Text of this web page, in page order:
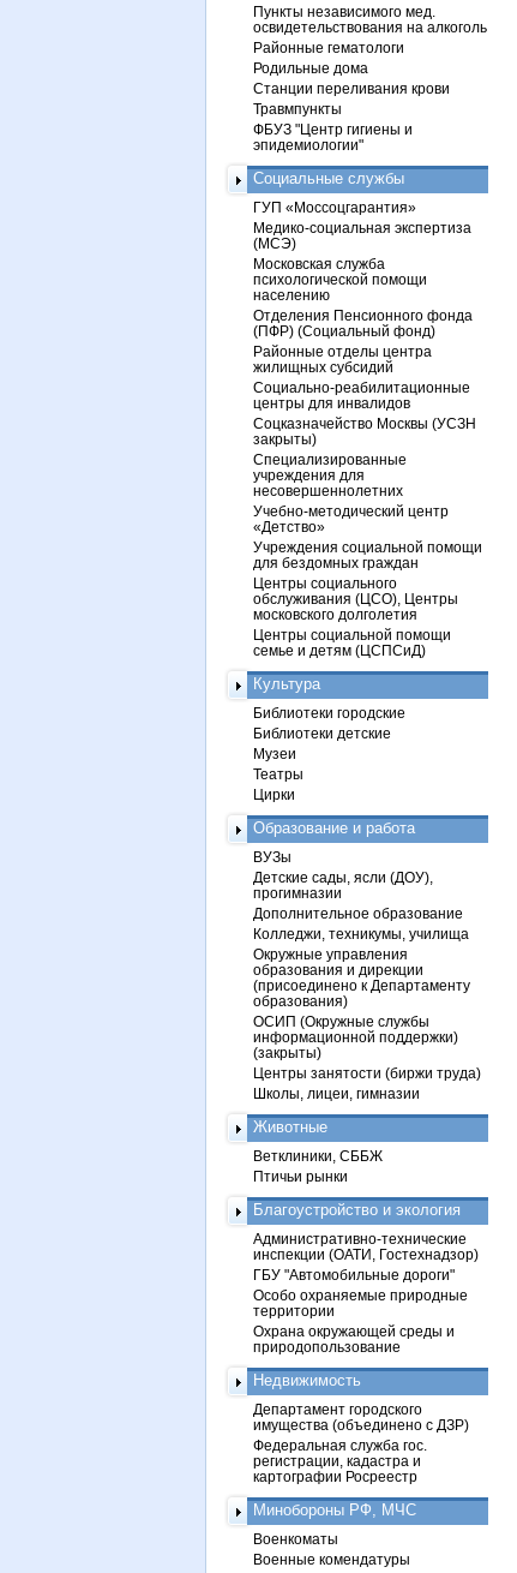
Пункты независимого мед.
освидетельствования на алкоголь
Районные гематологи
Родильные дома
Станции переливания крови
Травмпункты
ФБУЗ "Центр гигиены и
эпидемиологии"
Социальные службы
ГУП «Моссоцгарантия»
Медико-социальная экспертиза
(МСЭ)
Московская служба
психологической помощи
населению
Отделения Пенсионного фонда
(ПФР) (Социальный фонд)
Районные отделы центра
жилищных субсидий
Социально-реабилитационные
центры для инвалидов
Соцказначейство Москвы (УСЗН
закрыты)
Специализированные
учреждения для
несовершеннолетних
Учебно-методический центр
«Детство»
Учреждения социальной помощи
для бездомных граждан
Центры социального
обслуживания (ЦСО), Центры
московского долголетия
Центры социальной помощи
семье и детям (ЦСПСиД)
Культура
Библиотеки городские
Библиотеки детские
Музеи
Театры
Цирки
Образование и работа
ВУЗы
Детские сады, ясли (ДОУ),
прогимназии
Дополнительное образование
Колледжи, техникумы, училища
Окружные управления
образования и дирекции
(присоединено к Департаменту
образования)
ОСИП (Окружные службы
информационной поддержки)
(закрыты)
Центры занятости (биржи труда)
Школы, лицеи, гимназии
Животные
Ветклиники, СББЖ
Птичьи рынки
Благоустройство и экология
Административно-технические
инспекции (ОАТИ, Гостехнадзор)
ГБУ "Автомобильные дороги"
Особо охраняемые природные
территории
Охрана окружающей среды и
природопользование
Недвижимость
Департамент городского
имущества (объединено с ДЗР)
Федеральная служба гос.
регистрации, кадастра и
картографии Росреестр
Минобороны РФ, МЧС
Военкоматы
Военные комендатуры